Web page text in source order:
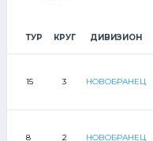
ТУР КРУГ ДИВИЗИОН
15 3 НОВОБРАНЕЦ
8 2 НОВОБРАНЕЦ